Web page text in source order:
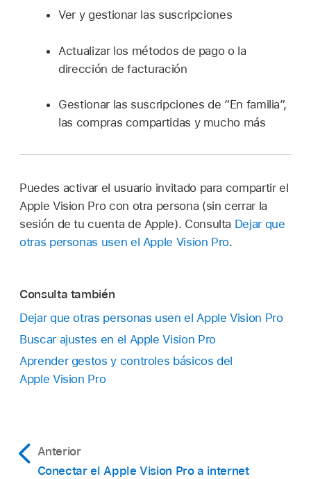
Ver y gestionar las suscripciones
Actualizar los métodos de pago o la
dirección de facturación
Gestionar las suscripciones de “En familia”,
las compras compartidas y mucho más
Puedes activar el usuario invitado para compartir el
Apple Vision Pro con otra persona (sin cerrar la
sesión de tu cuenta de Apple). Consulta Dejar que
otras personas usen el Apple Vision Pro.
Consulta también
Dejar que otras personas usen el Apple Vision Pro
Buscar ajustes en el Apple Vision Pro
Aprender gestos y controles básicos del
Apple Vision Pro
Anterior
Conectar el Apple Vision Pro a internet